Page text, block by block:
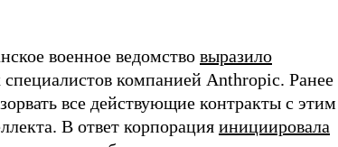
военное ведомство выразило
компанией Anthropic. Ранее
все действующие контракты с этим
В ответ корпорация инициировала